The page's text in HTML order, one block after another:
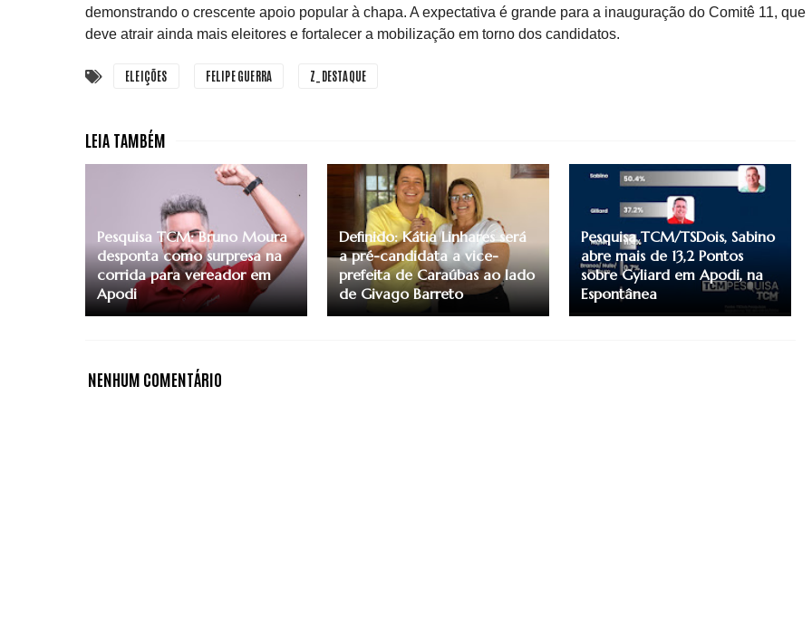
demonstrando o crescente apoio popular à chapa. A expectativa é grande para a inauguração do Comitê 11, que
deve atrair ainda mais eleitores e fortalecer a mobilização em torno dos candidatos.
ELEIÇÕES FELIPE GUERRA Z_DESTAQUE
Pesquisa TCM: Bruno Moura
desponta como surpresa na
corrida para vereador em
Apodi
Definido: Kátia Linhares será
a pré-candidata a vice-
prefeita de Caraúbas ao lado
de Givago Barreto
Pesquisa TCM/TSDois, Sabino
abre mais de 13,2 Pontos
sobre Gyliard em Apodi, na
Espontânea
NENHUM COMENTÁRIO